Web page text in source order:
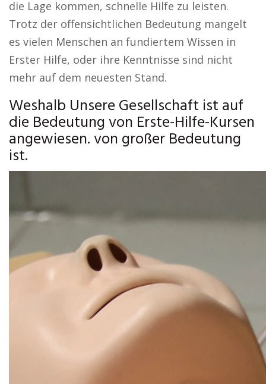
die Lage kommen, schnelle Hilfe zu leisten.
Trotz der offensichtlichen Bedeutung mangelt
es vielen Menschen an fundiertem Wissen in
Erster Hilfe, oder ihre Kenntnisse sind nicht
mehr auf dem neuesten Stand.
Weshalb Unsere Gesellschaft ist auf
die Bedeutung von Erste-Hilfe-Kursen
angewiesen. von großer Bedeutung
ist.